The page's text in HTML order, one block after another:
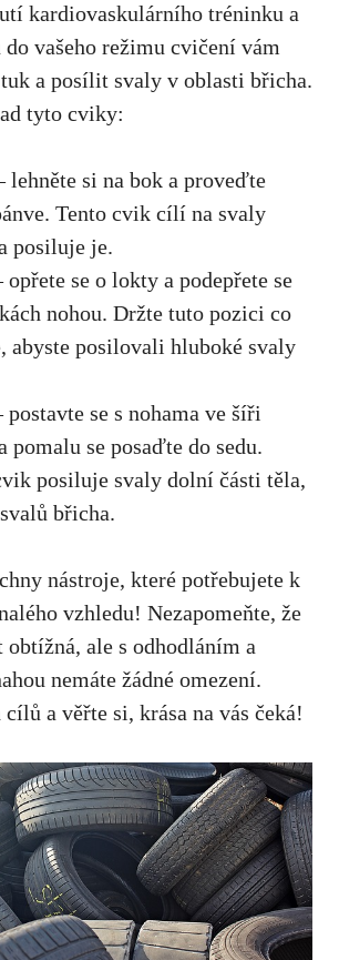
kardiovaskulárního tréninku a
vašeho režimu cvičení vám
a posílit svaly v oblasti břicha.
tyto cviky:
lehněte si na bok a proveďte
Tento cvik cílí na svaly
posiluje je.
opřete se o lokty a podepřete se
nohou. Držte tuto pozici co
abyste posilovali hluboké svaly
postavte se s nohama ve šíři
pomalu se posaďte do sedu.
posiluje svaly dolní části těla,
břicha.
nástroje, které potřebujete k
vzhledu! Nezapomeňte, že
obtížná, ale s odhodláním a
nemáte žádné omezení.
a věřte si, krása na vás čeká!